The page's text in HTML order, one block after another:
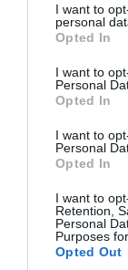
not limited to
grant or deny
use your data
consent section.
I want to
personal
Opted In
I want to
Personal
Opted In
I want to
Personal
Opted In
I want to
Retention,
Personal
Purposes
Opted Out
legszebb